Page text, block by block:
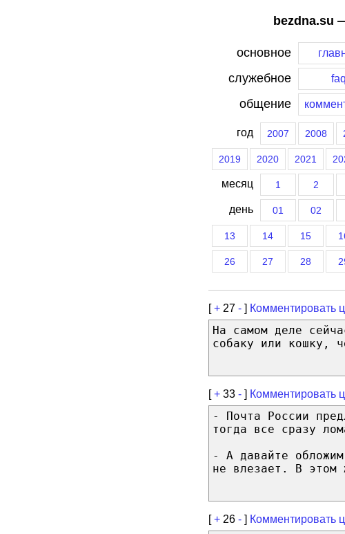
bezdna.su
основное
служебное faq
общение
год 2007 2008
2019 2020 2021
месяц 1 2
день 01 02
13 14 15
26 27 28
[+ 27 - ] Комментировать
На самом деле
собаку или кошку,
[+ 33 - ] Комментировать
- Почта России
тогда все сразу
- А давайте
не влезает. В этом
[+ 26 - ] Комментировать